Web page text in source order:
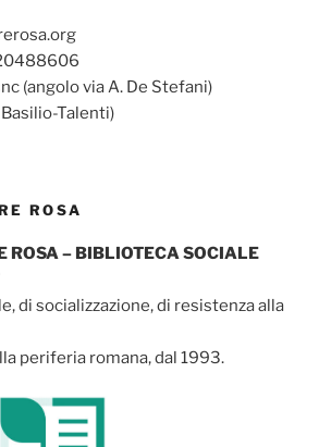
(angolo via A. De Stefani)
Talenti)
ROSA
ROSA – BIBLIOTECA SOCIALE
di socializzazione, di resistenza alla
periferia romana, dal 1993.